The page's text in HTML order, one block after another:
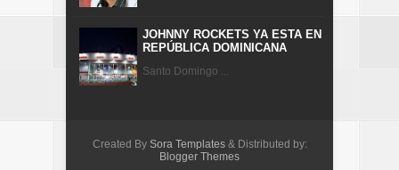
JOHNNY ROCKETS YA ESTA EN
REPÚBLICA DOMINICANA
Santo Domingo ...
Created By Sora Templates& Distributed by:
Blogger Themes